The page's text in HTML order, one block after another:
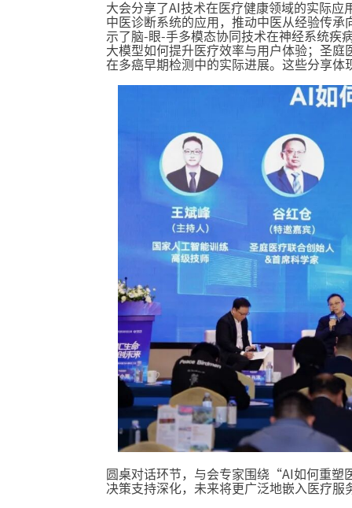
大会分享了AI技术在医疗健康领域的实际
中医诊断系统的应用，推动中医从经验传
示了脑-眼-手多模态协同技术在神经系统疾
大模型如何提升医疗效率与用户体验；圣
在多癌早期检测中的实际进展。这些分享
圆桌对话环节，与会专家围绕“AI如何重
决策支持深化，未来将更广泛地嵌入医疗服